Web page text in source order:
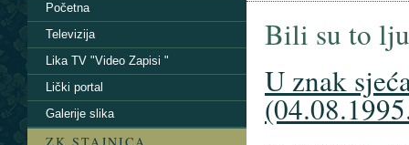
Bili su to
U znak
Početna
Televizija
Lika TV "Video Zapisi "
Lički portal
Galerije slika